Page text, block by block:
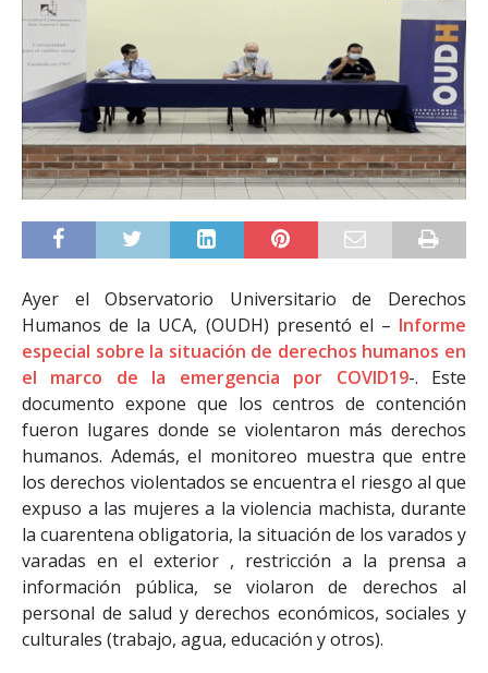
Ayer el Observatorio Universitario de Derechos
Humanos de la UCA, (OUDH) presentó el – Informe
especial sobre la situación de derechos humanos en
el marco de la emergencia por COVID19-. Este
documento expone que los centros de contención
fueron lugares donde se violentaron más derechos
humanos. Además, el monitoreo muestra que entre
los derechos violentados se encuentra el riesgo al que
expuso a las mujeres a la violencia machista, durante
la cuarentena obligatoria, la situación de los varados y
varadas en el exterior , restricción a la prensa a
información pública, se violaron de derechos al
personal de salud y derechos económicos, sociales y
culturales (trabajo, agua, educación y otros).